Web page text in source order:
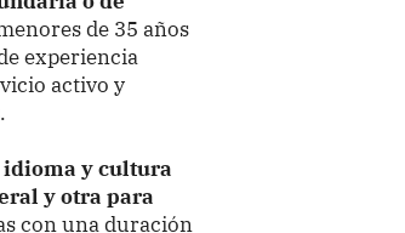
de 35 años
experiencia
activo y
idioma y cultura
y otra para
con una duración